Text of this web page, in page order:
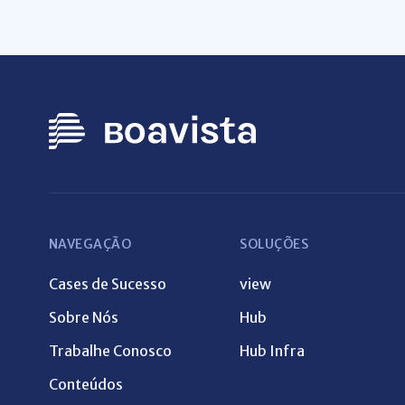
NAVEGAÇÃO
Cases de Sucesso
Sobre Nós
Trabalhe Conosco
Conteúdos
SOLUÇÕES
view
Hub
Hub Infra